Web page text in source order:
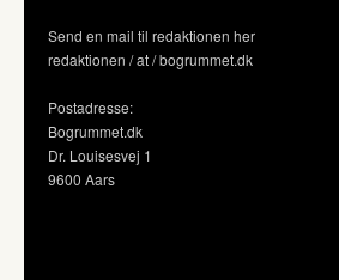
Send en mail til redaktionen her
redaktionen / at / bogrummet.dk
Postadresse:
Bogrummet.dk
Dr. Louisesvej 1
9600 Aars